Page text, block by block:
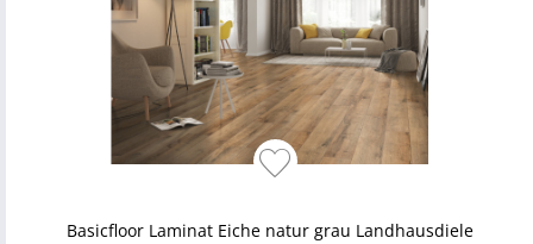
Basicfloor Laminat Eiche natur grau Landhausdiele